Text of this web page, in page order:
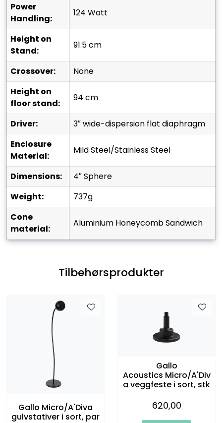
Power
Handling:
124 Watt
Height on
Stand:
91.5 cm
Crossover:
None
Height on
floor stand:
94 cm
Driver:
3″ wide-dispersion flat diaphragm
Enclosure
Material:
Mild Steel/Stainless Steel
Dimensions:
4″ Sphere
Weight:
737g
Cone
material:
Aluminium Honeycomb Sandwich
Tilbehørsprodukter
Gallo Micro/A'Diva
gulvstativer i sort, par
Gallo
Acoustics Micro/A'Div
a veggfeste i sort, stk
620,00